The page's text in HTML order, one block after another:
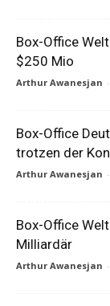
Box-Office
$250 Mio
Arthur Awanesjan -
Box-Office
trotzen der
Arthur Awanesjan -
Box-Office
Milliardär
Arthur Awanesjan -